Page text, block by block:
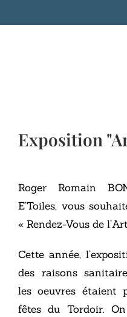
Exposition
Roger Romain
E’Toiles, vous
« Rendez-Vous de
Cette année,
des raisons
les oeuvres étaient
fêtes du Tordoir.